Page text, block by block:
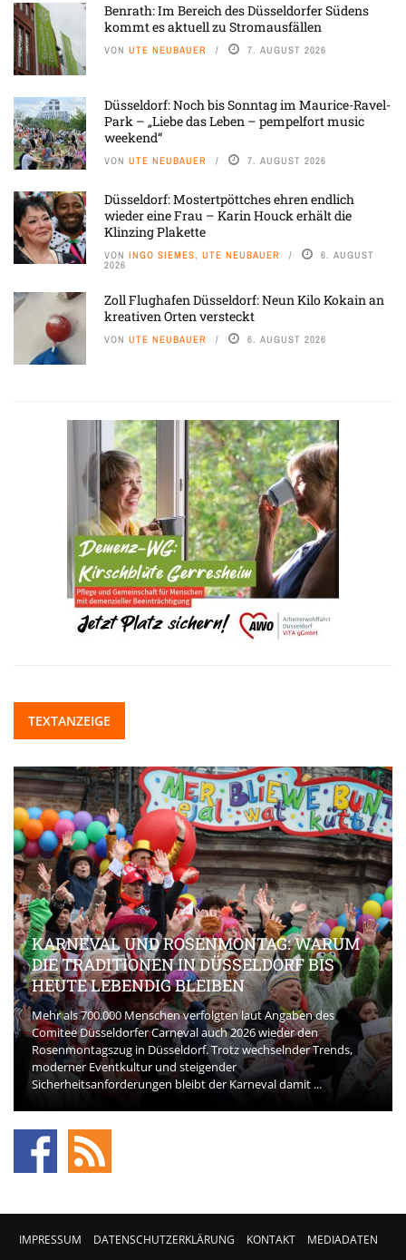
Benrath: Im Bereich des Düsseldorfer Südens
kommt es aktuell zu Stromausfällen
VON UTE NEUBAUER 7. AUGUST 2026
Düsseldorf: Noch bis Sonntag im Maurice-Ravel-
Park – „Liebe das Leben – pempelfort music
weekend“
VON UTE NEUBAUER 7. AUGUST 2026
Düsseldorf: Mostertpöttches ehren endlich
wieder eine Frau – Karin Houck erhält die
Klinzing Plakette
VON INGO SIEMES, UTE NEUBAUER 6. AUGUST
2026
Zoll Flughafen Düsseldorf: Neun Kilo Kokain an
kreativen Orten versteckt
VON UTE NEUBAUER 6. AUGUST 2026
TEXTANZEIGE
KARNEVAL UND ROSENMONTAG: WARUM
DIE TRADITIONEN IN DÜSSELDORF BIS
HEUTE LEBENDIG BLEIBEN
Mehr als 700.000 Menschen verfolgten laut Angaben des
Comitee Düsseldorfer Carneval auch 2026 wieder den
Rosenmontagszug in Düsseldorf. Trotz wechselnder Trends,
moderner Eventkultur und steigender
Sicherheitsanforderungen bleibt der Karneval damit ...
IMPRESSUM DATENSCHUTZERKLÄRUNG KONTAKT MEDIADATEN